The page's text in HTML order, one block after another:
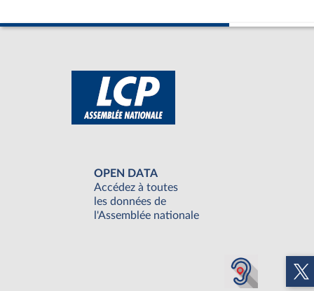
OPEN DATA
Accédez à toutes
les données de
l'Assemblée nationale